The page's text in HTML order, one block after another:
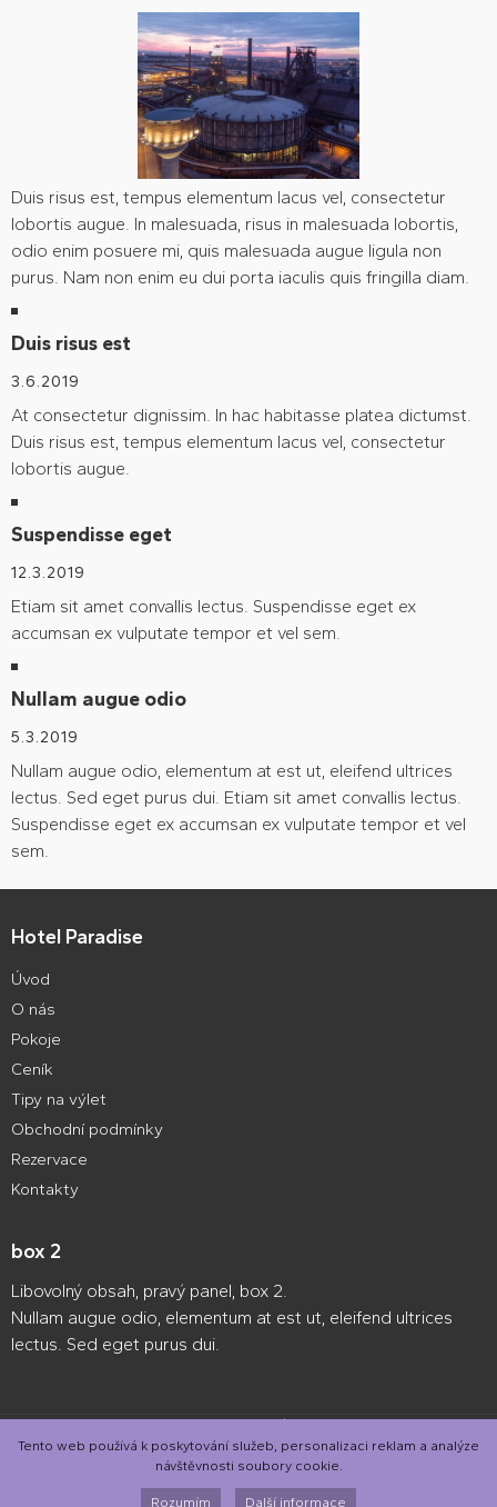
Duis risus est, tempus elementum lacus vel, consectetur
lobortis augue. In malesuada, risus in malesuada lobortis,
odio enim posuere mi, quis malesuada augue ligula non
purus. Nam non enim eu dui porta iaculis quis fringilla diam.
Duis risus est
3.6.2019
At consectetur dignissim. In hac habitasse platea dictumst.
Duis risus est, tempus elementum lacus vel, consectetur
lobortis augue.
Suspendisse eget
12.3.2019
Etiam sit amet convallis lectus. Suspendisse eget ex
accumsan ex vulputate tempor et vel sem.
Nullam augue odio
5.3.2019
Nullam augue odio, elementum at est ut, eleifend ultrices
lectus. Sed eget purus dui. Etiam sit amet convallis lectus.
Suspendisse eget ex accumsan ex vulputate tempor et vel
sem.
Hotel Paradise
Úvod
O nás
Pokoje
Ceník
Tipy na výlet
Obchodní podmínky
Rezervace
Kontakty
box 2
Libovolný obsah, pravý panel, box 2.
Nullam augue odio, elementum at est ut, eleifend ultrices
lectus. Sed eget purus dui.
stránek |Přihlásit se
Tento web používá k poskytování služeb, personalizaci reklam a analýze
návštěvnosti soubory cookie.
Rozumím Další informace